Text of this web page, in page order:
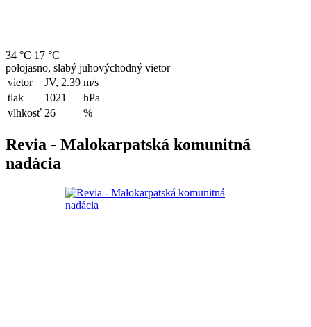
34 °C 17 °C
polojasno, slabý juhovýchodný vietor
vietor
JV, 2.39 m/s
tlak
1021
hPa
vlhkosť 26 %
Revia - Malokarpatská komunitná
nadácia